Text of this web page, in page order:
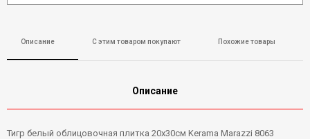
Описание С этим товаром покупают Похожие товары
Описание
Тигр белый облицовочная плитка 20х30см Kerama Marazzi 8063